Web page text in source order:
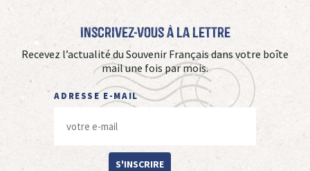
Inscrivez-vous à La Lettre
Recevez l’actualité du Souvenir Français dans votre boîte
mail une fois par mois.
ADRESSE E-MAIL
S'INSCRIRE